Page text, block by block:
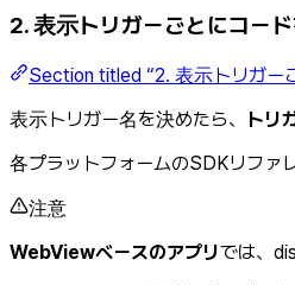
2. 表示トリガーごとにコー
Section titled “2. 表示トリガー
表示トリガー名を決めたら、
トリ
各プラットフォームのSDKリファ
注意
WebViewベースのアプリでは、